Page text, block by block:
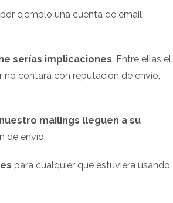
ejemplo una cuenta de email
serías implicaciones. Entre ellas el
contará con reputación de envío,
mailings lleguen a su
de envío.
para cualquier que estuviera usando